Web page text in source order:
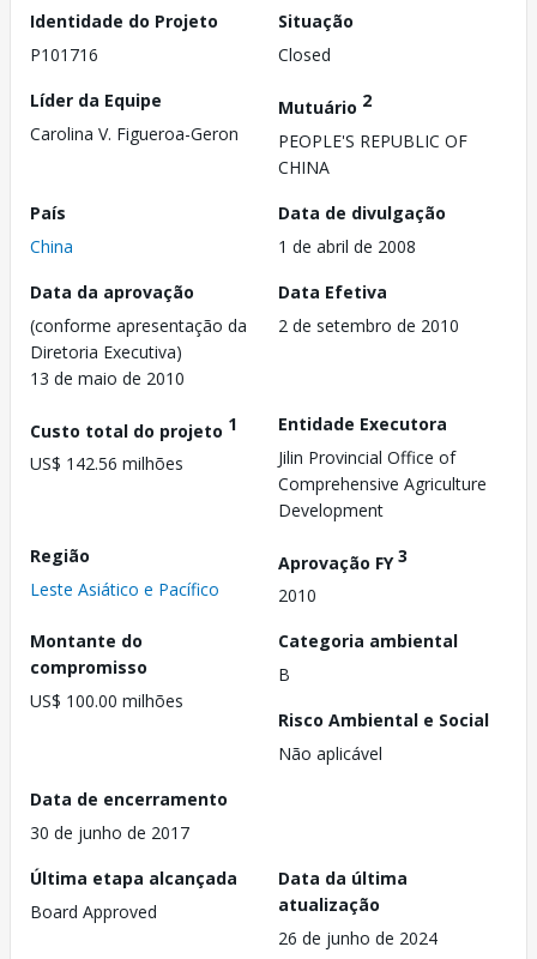
Identidade do Projeto
P101716
Situação
Closed
Líder da Equipe
Carolina V. Figueroa-Geron
Mutuário 2
PEOPLE'S REPUBLIC OF
CHINA
País
China
Data de divulgação
1 de abril de 2008
Data da aprovação
(conforme apresentação da
Diretoria Executiva)
13 de maio de 2010
Data Efetiva
2 de setembro de 2010
Custo total do projeto 1
US$ 142.56 milhões
Entidade Executora
Jilin Provincial Office of
Comprehensive Agriculture
Development
Região
Leste Asiático e Pacífico
Aprovação FY3
2010
Montante do
compromisso
US$ 100.00 milhões
Categoria ambiental
B
Risco Ambiental e Social
Não aplicável
Data de encerramento
30 de junho de 2017
Última etapa alcançada
Board Approved
Data da última
atualização
26 de junho de 2024